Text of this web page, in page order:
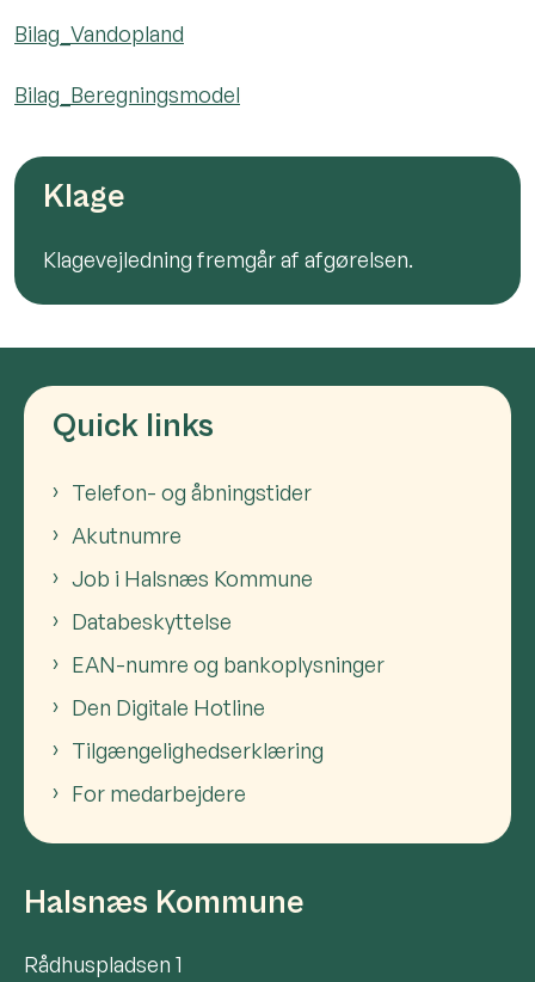
Bilag_Vandopland
Bilag_Beregningsmodel
Klage
Klagevejledning fremgår af afgørelsen.
Quick links
Telefon- og åbningstider
Akutnumre
Job i Halsnæs Kommune
Databeskyttelse
EAN-numre og bankoplysninger
Den Digitale Hotline
Tilgængelighedserklæring
For medarbejdere
Halsnæs Kommune
Rådhuspladsen 1